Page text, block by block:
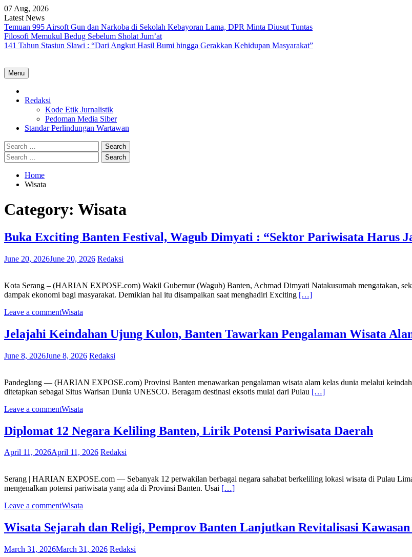
Skip
to
content
07 Aug, 2026
Latest News
Temuan 995 Airsoft Gun dan Narkoba di Sekolah Kebayoran Lama, DPR Minta Diusut Tuntas
Filosofi Memukul Bedug Sebelum Sholat Jum’at
141 Tahun Stasiun Slawi : “Dari Angkut Hasil Bumi hingga Gerakkan Kehidupan Masyarakat”
Menu
Redaksi
Kode Etik Jurnalistik
Pedoman Media Siber
Standar Perlindungan Wartawan
Search
for:
Search
for:
Home
Wisata
Category: Wisata
Buka Exciting Banten Festival, Wagub Dimyati : “Sektor Pariwisata Harus
June 20, 2026June 20, 2026 Redaksi
Kota Serang – (HARIAN EXPOSE.com) Wakil Gubernur (Wagub) Banten, Achmad Dimyati Natakusumah mengatakan,
dampak ekonomi bagi masyarakat. Demikian hal itu disampaikan saat menghadiri Exciting […]
Leave a commentWisata
Jelajahi Keindahan Ujung Kulon, Banten Tawarkan Pengalaman Wisata
June 8, 2026June 8, 2026 Redaksi
Pandeglang — (HARIAN EXPOSE.com) Provinsi Banten menawarkan pengalaman wisata alam kelas dunia melalui
ditetapkan sebagai Situs Warisan Dunia UNESCO. Beragam destinasi eksotis mulai dari Pulau […]
Leave a commentWisata
Diplomat 12 Negara Keliling Banten, Lirik Potensi Pariwisata Daerah
April 11, 2026April 11, 2026 Redaksi
Serang | HARIAN EXPOSE.com — Sebanyak 12 perwakilan berbagai negara sahabat berkeliling lokasi wisata di Pulau
mengenalkan potensi pariwisata yang ada di Provinsi Banten. Usai […]
Leave a commentWisata
Wisata Sejarah dan Religi, Pemprov Banten Lanjutkan Revitalisasi
March 31, 2026March 31, 2026 Redaksi